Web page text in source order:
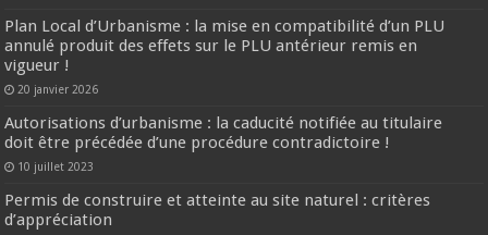
Plan Local d’Urbanisme : la mise en compatibilité d’un PLU
annulé produit des effets sur le PLU antérieur remis en
vigueur !
20 janvier 2026
Autorisations d’urbanisme : la caducité notifiée au titulaire
doit être précédée d’une procédure contradictoire !
10 juillet 2023
Permis de construire et atteinte au site naturel : critères
d’appréciation